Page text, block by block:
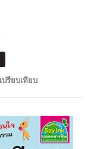
ปรียบเทียบ